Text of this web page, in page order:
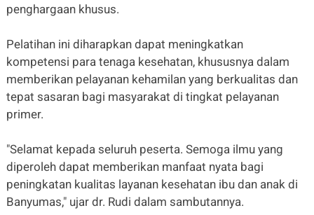
penghargaan khusus.
Pelatihan ini diharapkan dapat meningkatkan
kompetensi para tenaga kesehatan, khususnya dalam
memberikan pelayanan kehamilan yang berkualitas dan
tepat sasaran bagi masyarakat di tingkat pelayanan
primer.
"Selamat kepada seluruh peserta. Semoga ilmu yang
diperoleh dapat memberikan manfaat nyata bagi
peningkatan kualitas layanan kesehatan ibu dan anak di
Banyumas," ujar dr. Rudi dalam sambutannya.